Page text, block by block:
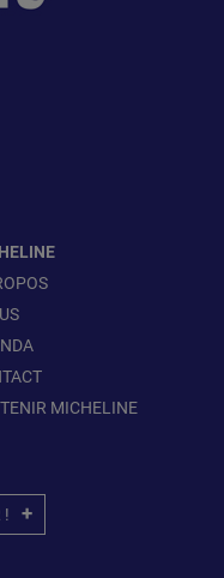
MICHELINE
!